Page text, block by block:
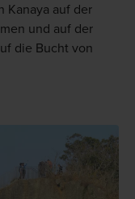
Kanaya auf der
und auf der
die Bucht von